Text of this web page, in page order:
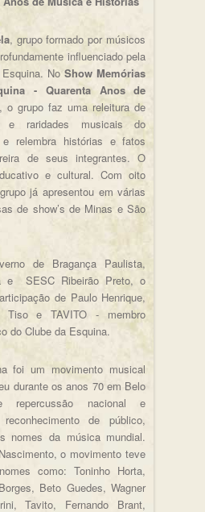
, grupo formado por músicos
influenciado pela
Esquina. NoShow Memórias
- Quarenta Anos de
o grupo faz uma releitura de
e raridades musicais do
e relembra histórias e fatos
de seus integrantes. O
e cultural. Com oito
já apresentou em várias
de show’s de Minas e São
de Bragança Paulista,
e SESC Ribeirão Preto, o
de Paulo Henrique,
Tiso e TAVITO - membro
do Clube da Esquina.
foi um movimento musical
durante os anos 70 em Belo
repercussão nacional e
de público,
nomes da música mundial.
o movimento teve
como: Toninho Horta,
Beto Guedes, Wagner
Tavito, Fernando Brant,